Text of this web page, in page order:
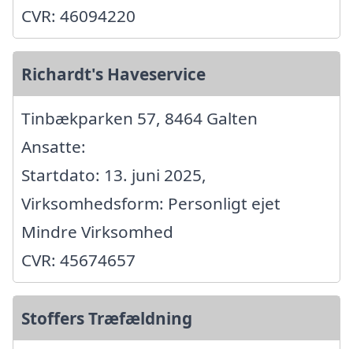
CVR: 46094220
Richardt's Haveservice
Tinbækparken 57, 8464 Galten
Ansatte:
Startdato: 13. juni 2025,
Virksomhedsform: Personligt ejet
Mindre Virksomhed
CVR: 45674657
Stoffers Træfældning